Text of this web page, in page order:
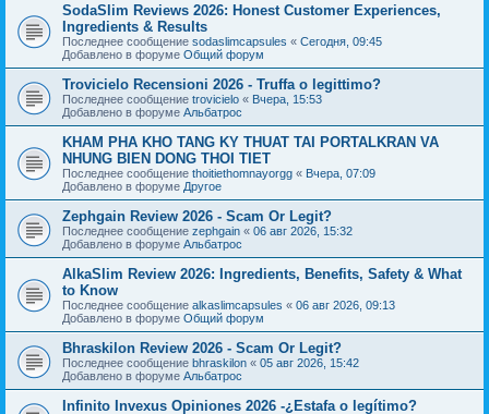
SodaSlim Reviews 2026: Honest Customer Experiences,
Ingredients & Results
Последнее сообщение sodaslimcapsules « Сегодня, 09:45
Добавлено в форуме Общий форум
Trovicielo Recensioni 2026 - Truffa o legittimo?
Последнее сообщение trovicielo « Вчера, 15:53
Добавлено в форуме Альбатрос
KHAM PHA KHO TANG KY THUAT TAI PORTALKRAN VA
NHUNG BIEN DONG THOI TIET
Последнее сообщение thoitiethomnayorgg « Вчера, 07:09
Добавлено в форуме Другое
Zephgain Review 2026 - Scam Or Legit?
Последнее сообщение zephgain « 06 авг 2026, 15:32
Добавлено в форуме Альбатрос
AlkaSlim Review 2026: Ingredients, Benefits, Safety & What
to Know
Последнее сообщение alkaslimcapsules « 06 авг 2026, 09:13
Добавлено в форуме Общий форум
Bhraskilon Review 2026 - Scam Or Legit?
Последнее сообщение bhraskilon « 05 авг 2026, 15:42
Добавлено в форуме Альбатрос
Infinito Invexus Opiniones 2026 -¿Estafa o legítimo?